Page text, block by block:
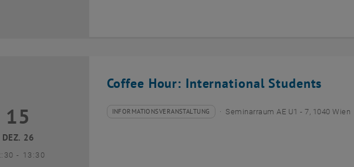
Coffee Hour: International Students
Dezember 2026
15
DEZ. 26
- bis
13:30
Veranstaltungstyp:
INFORMATIONSVERANSTALTUNG
Veranstaltungsort: Seminarraum AE U1 - 7, 1040 Wien